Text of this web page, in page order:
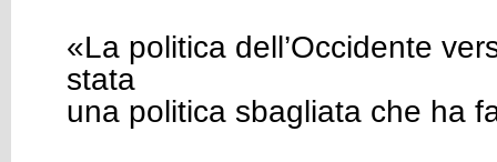
«La politica dell’Occidente
stata
una politica sbagliata che ha